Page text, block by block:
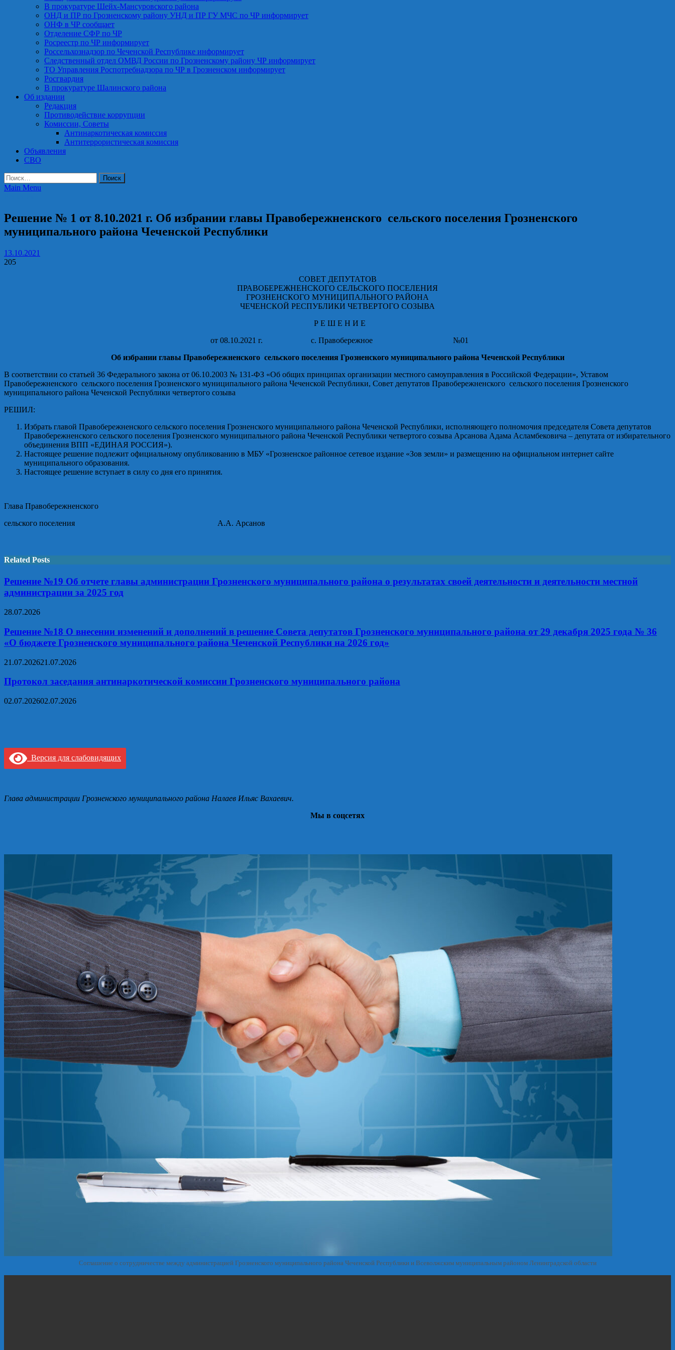
В прокуратуре Шейх-Мансуровского района
ОНД и ПР по Грозненскому району УНД и ПР ГУ МЧС по ЧР информирует
ОНФ в ЧР сообщает
Отделение СФР по ЧР
Росреестр по ЧР информирует
Россельхознадзор по Чеченской Республике информирует
Следственный отдел ОМВД России по Грозненскому району ЧР информирует
ТО Управления Роспотребнадзора по ЧР в Грозненском информирует
Росгвардия
В прокуратуре Шалинского района
Об издании
Редакция
Противодействие коррупции
Комиссии, Советы
Антинаркотическая комиссия
Антитеррористическая комиссия
Объявления
СВО
Найти:
Main Menu
Решение № 1 от 8.10.2021 г. Об избрании главы Правобережненского сельского поселения Грозненского
муниципального района Чеченской Республики
13.10.2021
205
СОВЕТ ДЕПУТАТОВ
ПРАВОБЕРЕЖНЕНСКОГО СЕЛЬСКОГО ПОСЕЛЕНИЯ
ГРОЗНЕНСКОГО МУНИЦИПАЛЬНОГО РАЙОНА
ЧЕЧЕНСКОЙ РЕСПУБЛИКИ ЧЕТВЕРТОГО СОЗЫВА
Р Е Ш Е Н И Е
от 08.10.2021 г. с. Правобережное №01
Об избрании главы Правобережненского сельского поселения Грозненского муниципального района Чеченской Республики
В соответствии со статьей 36 Федерального закона от 06.10.2003 № 131-ФЗ «Об общих принципах организации местного самоуправления в Российской Федерации», Уставом
Правобережненского сельского поселения Грозненского муниципального района Чеченской Республики, Совет депутатов Правобережненского сельского поселения Грозненского
муниципального района Чеченской Республики четвертого созыва
РЕШИЛ:
Избрать главой Правобережненского сельского поселения Грозненского муниципального района Чеченской Республики, исполняющего полномочия председателя Совета депутатов
Правобережненского сельского поселения Грозненского муниципального района Чеченской Республики четвертого созыва Арсанова Адама Асламбековича – депутата от избирательного
объединения ВПП «ЕДИНАЯ РОССИЯ»).
Настоящее решение подлежит официальному опубликованию в МБУ «Грозненское районное сетевое издание «Зов земли» и размещению на официальном интернет сайте
муниципального образования.
Настоящее решение вступает в силу со дня его принятия.
Глава Правобережненского
сельского поселения А.А. Арсанов
Related Posts
Решение №19 Об отчете главы администрации Грозненского муниципального района о результатах своей деятельности и деятельности местной
администрации за 2025 год
28.07.2026
Решение №18 О внесении изменений и дополнений в решение Совета депутатов Грозненского муниципального района от 29 декабря 2025 года № 36
«О бюджете Грозненского муниципального района Чеченской Республики на 2026 год»
21.07.202621.07.2026
Протокол заседания антинаркотической комиссии Грозненского муниципального района
02.07.202602.07.2026
Версия для слабовидящих
Глава администрации Грозненского муниципального района Налаев Ильяс Вахаевич.
Мы в соцсетях
Соглашение о сотрудничестве между администрацией Грозненского муниципального района Чеченской Республики и Всеволжским муниципальным районом Ленинградской области